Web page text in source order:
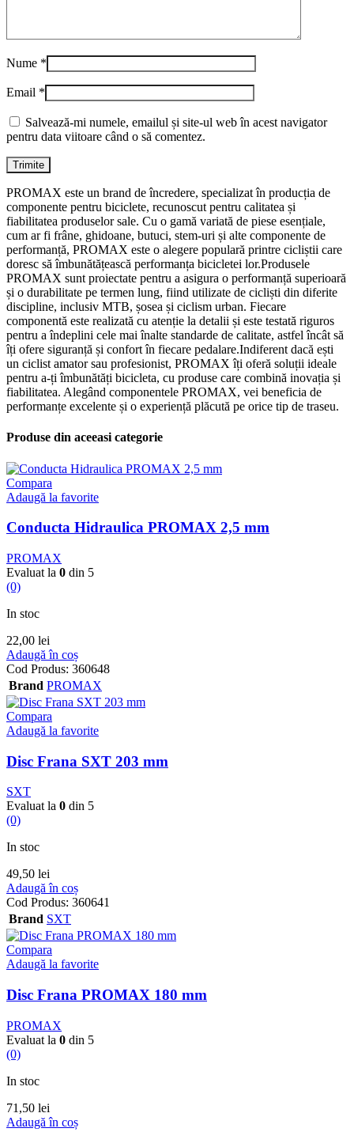
Nume *
Email *
Salvează-mi numele, emailul și site-ul web în acest navigator
pentru data viitoare când o să comentez.
PROMAX este un brand de încredere, specializat în producția de
componente pentru biciclete, recunoscut pentru calitatea și
fiabilitatea produselor sale. Cu o gamă variată de piese esențiale,
cum ar fi frâne, ghidoane, butuci, stem-uri și alte componente de
performanță, PROMAX este o alegere populară printre cicliștii care
doresc să îmbunătățească performanța bicicletei lor.Produsele
PROMAX sunt proiectate pentru a asigura o performanță superioară
și o durabilitate pe termen lung, fiind utilizate de cicliști din diferite
discipline, inclusiv MTB, șosea și ciclism urban. Fiecare
componentă este realizată cu atenție la detalii și este testată riguros
pentru a îndeplini cele mai înalte standarde de calitate, astfel încât să
îți ofere siguranță și confort în fiecare pedalare.Indiferent dacă ești
un ciclist amator sau profesionist, PROMAX îți oferă soluții ideale
pentru a-ți îmbunătăți bicicleta, cu produse care combină inovația și
fiabilitatea. Alegând componentele PROMAX, vei beneficia de
performanțe excelente și o experiență plăcută pe orice tip de traseu.
Produse din aceeasi categorie
Compara
Adaugă la favorite
Conducta Hidraulica PROMAX 2,5 mm
PROMAX
Evaluat la 0 din 5
(0)
In stoc
22,00 lei
Adaugă în coș
Cod Produs: 360648
Brand PROMAX
Compara
Adaugă la favorite
Disc Frana SXT 203 mm
SXT
Evaluat la 0 din 5
(0)
In stoc
49,50 lei
Adaugă în coș
Cod Produs: 360641
Brand SXT
Compara
Adaugă la favorite
Disc Frana PROMAX 180 mm
PROMAX
Evaluat la 0 din 5
(0)
In stoc
71,50 lei
Adaugă în coș